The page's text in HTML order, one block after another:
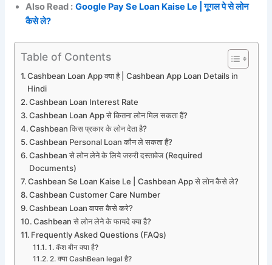
Also Read : Google Pay Se Loan Kaise Le | गूगल पे से लोन
कैसे ले?
Table of Contents
Cashbean Loan App क्या है | Cashbean App Loan Details in
Hindi
Cashbean Loan Interest Rate
Cashbean Loan App से कितना लोन मिल सकता हैं?
Cashbean किस प्रकार के लोन देता है?
Cashbean Personal Loan कौन ले सकता हैं?
Cashbean से लोन लेने के लिये जरुरी दस्तावेज (Required
Documents)
Cashbean Se Loan Kaise Le | Cashbean App से लोन कैसे ले?
Cashbean Customer Care Number
Cashbean Loan वापस कैसे करे?
Cashbean से लोन लेने के फायदे क्या है?
Frequently Asked Questions (FAQs)
1. कॅश बीन क्या है?
2. क्या CashBean legal है?